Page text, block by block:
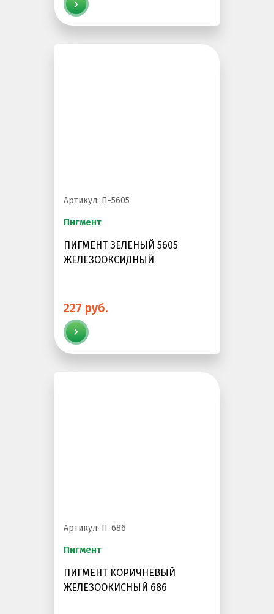
Клиенты и отзывы
Артикул: П-5605
Пигмент
ПИГМЕНТ ЗЕЛЕНЫЙ 5605
ЖЕЛЕЗООКСИДНЫЙ
227 руб.
Артикул: П-686
Пигмент
ПИГМЕНТ КОРИЧНЕВЫЙ
ЖЕЛЕЗООКИСНЫЙ 686